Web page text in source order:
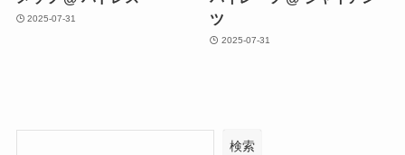
2025-07-31
ツ
2025-07-31
検索